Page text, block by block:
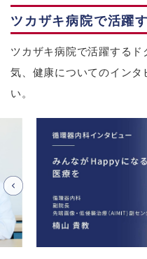
ツカザキ病院で活躍
ツカザキ病院で活躍する
気、健康についてのインタ
い。